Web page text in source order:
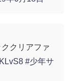
クリアファ
#少年サ